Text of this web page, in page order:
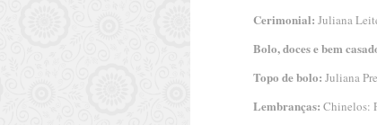
Cerimonial: Juliana
Bolo, doces e bem
Topo de bolo: Juliana
Lembranças: Chinelos: